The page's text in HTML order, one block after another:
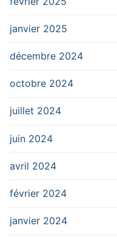
janvier 2025
décembre 2024
octobre 2024
juillet 2024
juin 2024
avril 2024
février 2024
janvier 2024